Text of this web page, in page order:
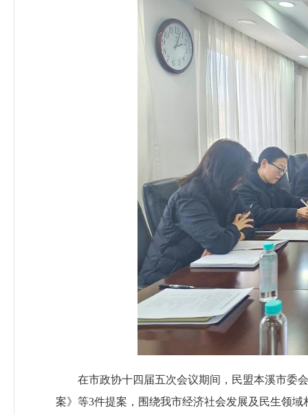
在市政协十四届五次会议期间，民盟本溪市委
案》等3件提案，围绕我市经济社会发展及民生领域